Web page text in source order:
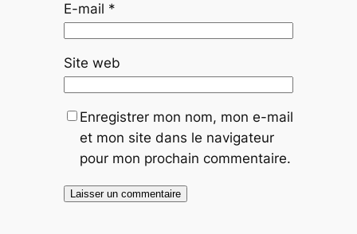
E-mail *
Site web
Enregistrer mon nom, mon e-mail
et mon site dans le navigateur
pour mon prochain commentaire.